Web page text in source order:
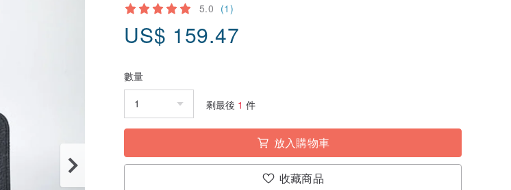
5.0 (1)
US$ 159.47
數量
剩最後 1 件
放入購物車
收藏商品